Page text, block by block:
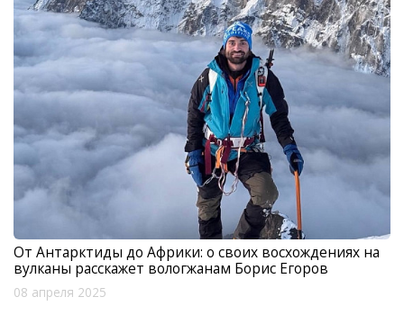
От Антарктиды до Африки: о своих восхождениях на
вулканы расскажет вологжанам Борис Егоров
08 апреля 2025